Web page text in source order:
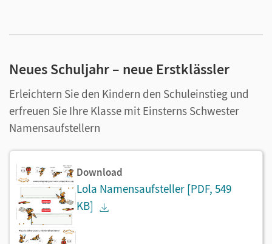
Neues Schuljahr – neue Erstklässler
Erleichtern Sie den Kindern den Schuleinstieg und
erfreuen Sie Ihre Klasse mit Einsterns Schwester
Namensaufstellern
Download
Lola Namensaufsteller [PDF, 549
KB]